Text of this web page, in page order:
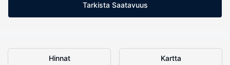
Tarkista Saatavuus
Hinnat Kartta